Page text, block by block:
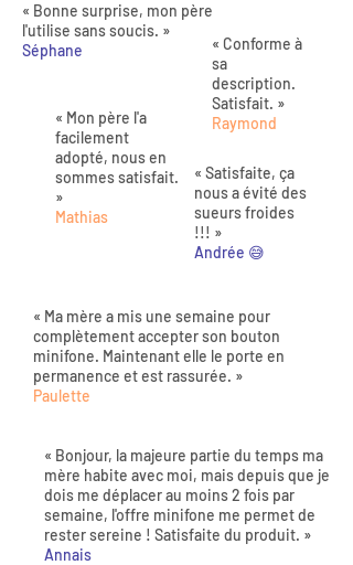
« Bonne surprise, mon père
l'utilise sans soucis. »
Séphane
« Mon père l'a
facilement
adopté, nous en
sommes satisfait.
»
Mathias
« Conforme à
sa
description.
Satisfait. »
Raymond
« Satisfaite, ça
nous a évité des
sueurs froides
!!! »
Andrée 😅
« Ma mère a mis une semaine pour
complètement accepter son bouton
minifone. Maintenant elle le porte en
permanence et est rassurée. »
Paulette
« Bonjour, la majeure partie du temps ma
mère habite avec moi, mais depuis que je
dois me déplacer au moins 2 fois par
semaine, l'offre minifone me permet de
rester sereine ! Satisfaite du produit. »
Annais